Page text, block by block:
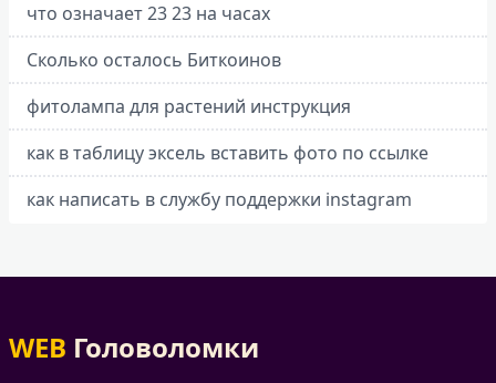
что означает 23 23 на часах
Сколько осталось Биткоинов
фитолампа для растений инструкция
как в таблицу эксель вставить фото по ссылке
как написать в службу поддержки instagram
WEB Головоломки